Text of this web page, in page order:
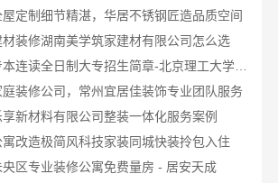
定制细节精湛，华居不锈钢匠造品质空间
装修湖南美学筑家建材有限公司怎么选
珠海专本连读全日制大专招生简章-北京理工大学珠海学院继续教育学院
庭装修公司，常州宜居佳装饰专业团队服务
享新材料有限公司整装一体化服务案例
改造极简风科技家装同城快装拎包入住
区专业装修公寓免费量房 - 居安天成